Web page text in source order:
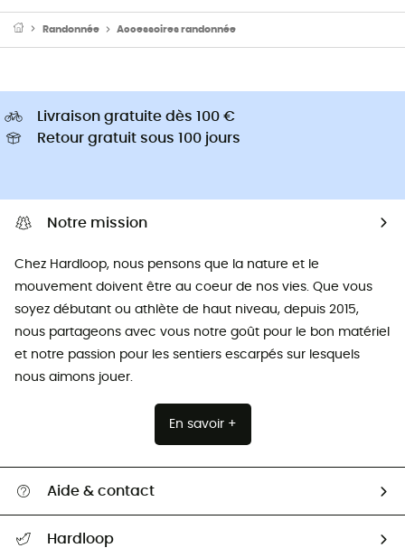
Randonnée Accessoires randonnée
Livraison gratuite dès 100 €
Retour gratuit sous 100 jours
Notre mission
Chez Hardloop, nous pensons que la nature et le
mouvement doivent être au coeur de nos vies. Que vous
soyez débutant ou athlète de haut niveau, depuis 2015,
nous partageons avec vous notre goût pour le bon matériel
et notre passion pour les sentiers escarpés sur lesquels
nous aimons jouer.
En savoir +
Aide & contact
Hardloop